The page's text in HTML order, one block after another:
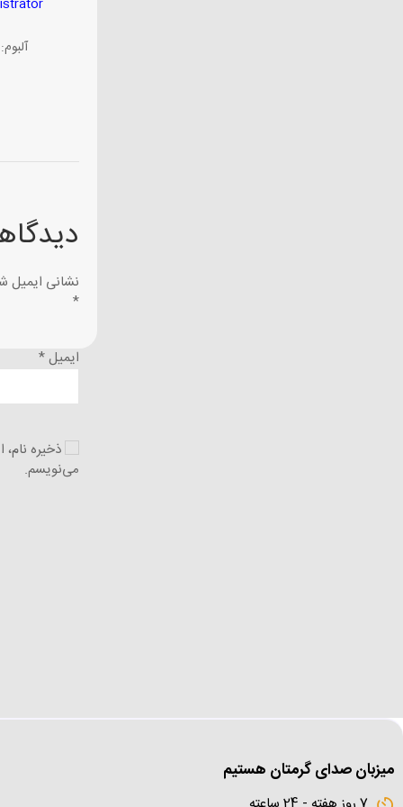
آلبوم:
نشانی ایمیل
*
ایمیل*
ذخیره
می‌نویسم.
میزبان صدای گرمتان هستیم